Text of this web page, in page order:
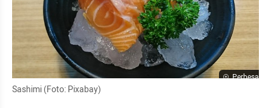
Perbesar
Sashimi (Foto: Pixabay)